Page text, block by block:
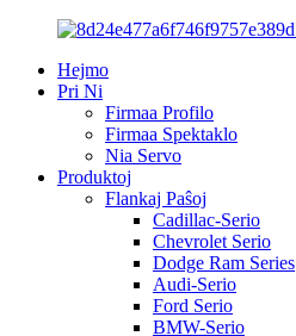
Hejmo
Pri Ni
Firmaa Profilo
Firmaa Spektaklo
Nia Servo
Produktoj
Flankaj Paŝoj
Cadillac-Serio
Chevrolet Serio
Dodge Ram Series
Audi-Serio
Ford Serio
BMW-Serio